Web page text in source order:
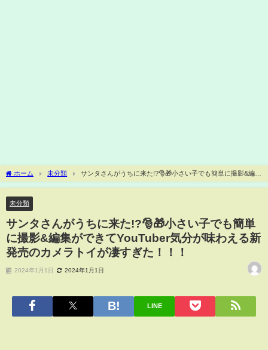
ホーム 未分類
サンタさんがうちに来た!?🎅🎁小さい子でも簡単に撮影&編集
ができてYouTuber気分が味わえる新発売のカメラトイが凄すぎた！！！
未分類
サンタさんがうちに来た!?🎅🎁小さい子でも簡単
に撮影&編集ができてYouTuber気分が味わえる新
発売のカメラトイが凄すぎた！！！
2024年1月1日 2024年1月1日
LINE